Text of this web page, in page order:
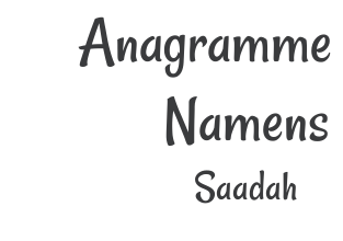
Namens
Saadah